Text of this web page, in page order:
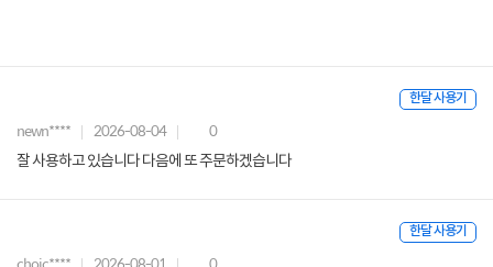
한달 사용기
newn**** 2026-08-04 0
잘 사용하고 있습니다 다음에 또 주문하겠습니다
한달 사용기